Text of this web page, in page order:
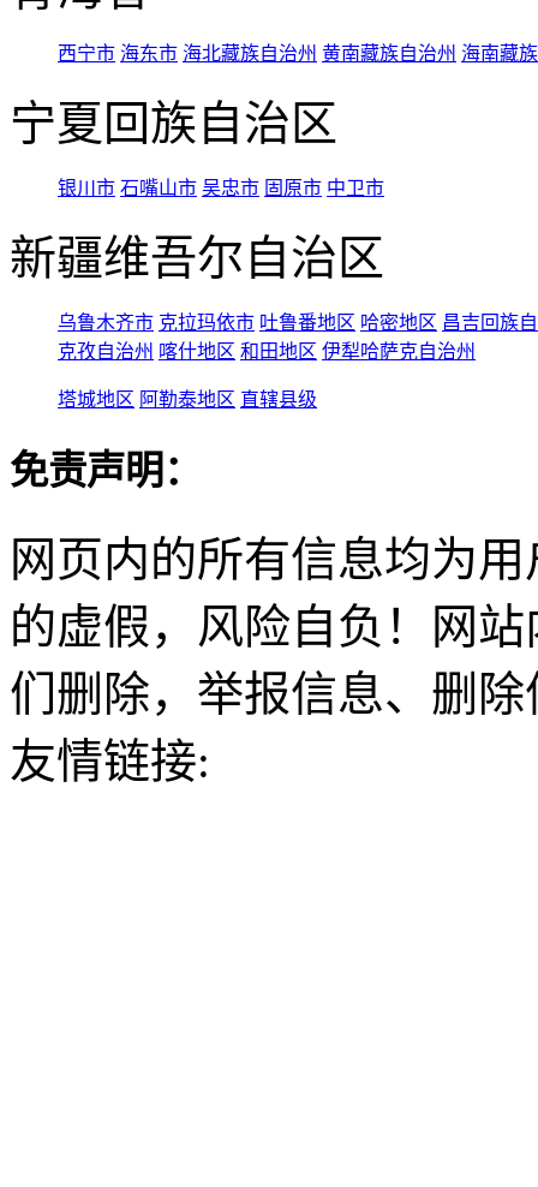
西宁市 海东市 海北藏族自治州 黄南藏族自治州 海南藏
宁夏回族自治区
银川市 石嘴山市 吴忠市 固原市 中卫市
新疆维吾尔自治区
乌鲁木齐市 克拉玛依市 吐鲁番地区 哈密地区 昌吉回族
克孜自治州 喀什地区 和田地区 伊犁哈萨克自治州
塔城地区 阿勒泰地区 直辖县级
免责声明：
网页内的所有信息均为
的虚假，风险自负！网
们删除，举报信息、删
友情链接: